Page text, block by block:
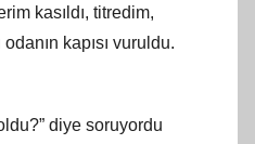
kasıldı, titredim,
kapısı vuruldu.
diye soruyordu